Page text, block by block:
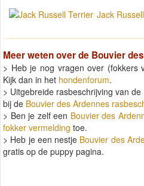
Jack
Meer weten over de Bouvier
> Heb je nog vragen over (fokkers
Kijk dan in het hondenforum.
> Uitgebreide rasbeschrijving van
bij de Bouvier des Ardennes
> Ben je zelf een Bouvier des
fokker vermelding toe.
> Heb je een nestje Bouvier des
gratis op de puppy pagina.